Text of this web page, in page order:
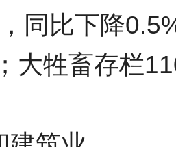
同比下降
大牲畜存栏